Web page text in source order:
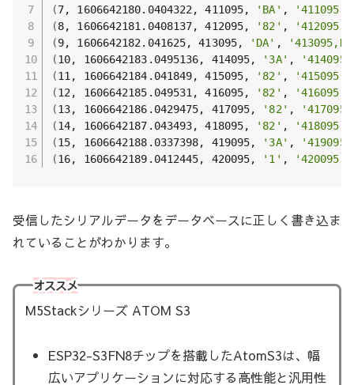
(7, 1606642180.0404322, 411095, 'BA' ,
(8, 1606642181.0408137, 412095, '82' ,
(9, 1606642182.041625, 413095, 'DA' ,
(10, 1606642183.0495136, 414095, '3A' ,
(11, 1606642184.041849, 415095, '82' ,
(12, 1606642185.049531, 416095, '82' ,
(13, 1606642186.0429475, 417095, '82' ,
(14, 1606642187.043493, 418095, '82' ,
(15, 1606642188.0337398, 419095, '3A' ,
(16, 1606642189.0412445, 420095, '1' ,
受信したシリアルデータをデータベースに正しく書き込ま
れていることがわかります。
オススメ
M5Stackシリーズ ATOM S3
ESP32-S3FN8チップを搭載したAtomS3は、幅
広いアプリケーションに対応する高性能と汎用性